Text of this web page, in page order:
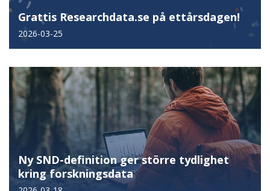
Grattis Researchdata.se på ettårsdagen!
2026-03-25
Ny SND-definition ger större tydlighet
kring forskningsdata